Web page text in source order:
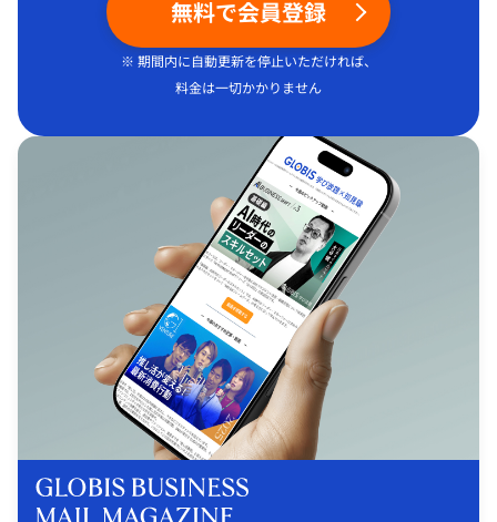
無料で会員登録
※ 期間内に自動更新を停止いただければ、
料金は一切かかりません